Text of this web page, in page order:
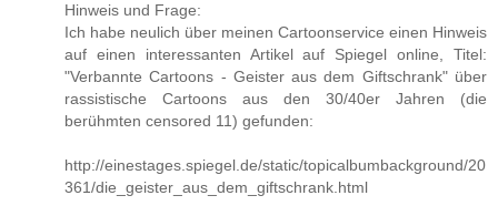
Hinweis und Frage:
Ich habe neulich über meinen Cartoonservice einen Hinweis
auf einen interessanten Artikel auf Spiegel online, Titel:
"Verbannte Cartoons - Geister aus dem Giftschrank" über
rassistische Cartoons aus den 30/40er Jahren (die
berühmten censored 11) gefunden:
http://einestages.spiegel.de/static/topicalbumbackground/20
361/die_geister_aus_dem_giftschrank.html